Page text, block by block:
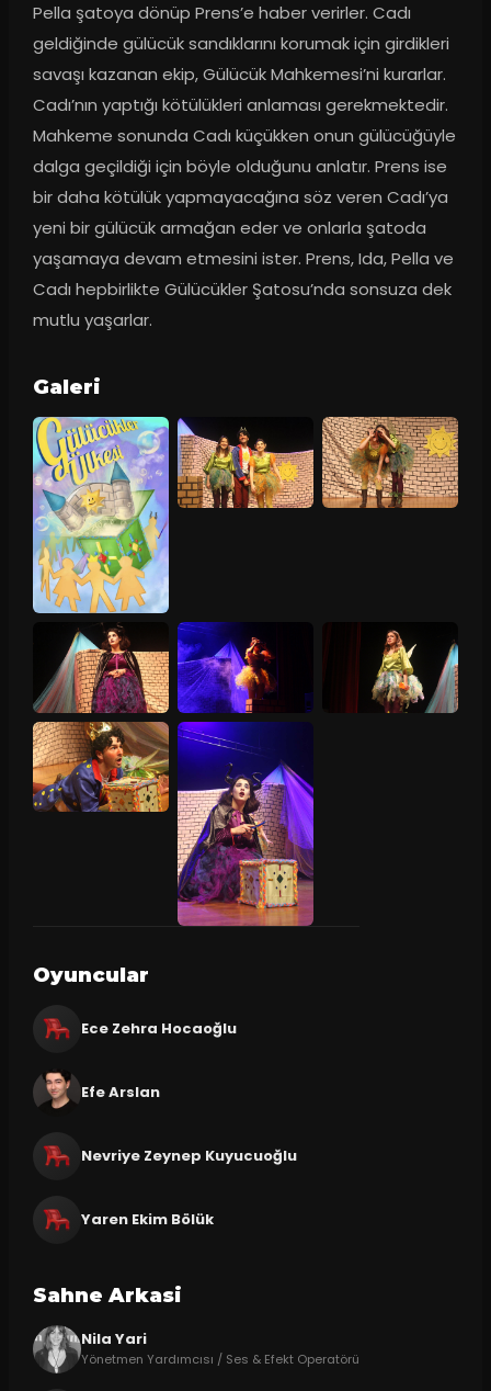
Pella şatoya dönüp Prens’e haber verirler. Cadı
geldiğinde gülücük sandıklarını korumak için girdikleri
savaşı kazanan ekip, Gülücük Mahkemesi’ni kurarlar.
Cadı’nın yaptığı kötülükleri anlaması gerekmektedir.
Mahkeme sonunda Cadı küçükken onun gülücüğüyle
dalga geçildiği için böyle olduğunu anlatır. Prens ise
bir daha kötülük yapmayacağına söz veren Cadı’ya
yeni bir gülücük armağan eder ve onlarla şatoda
yaşamaya devam etmesini ister. Prens, Ida, Pella ve
Cadı hepbirlikte Gülücükler Şatosu’nda sonsuza dek
mutlu yaşarlar.
Galeri
Oyuncular
Ece Zehra Hocaoğlu
Efe Arslan
Nevriye Zeynep Kuyucuoğlu
Yaren Ekim Bölük
Sahne Arkasi
Nila Yari
Yönetmen Yardımcısı / Ses & Efekt Operatörü